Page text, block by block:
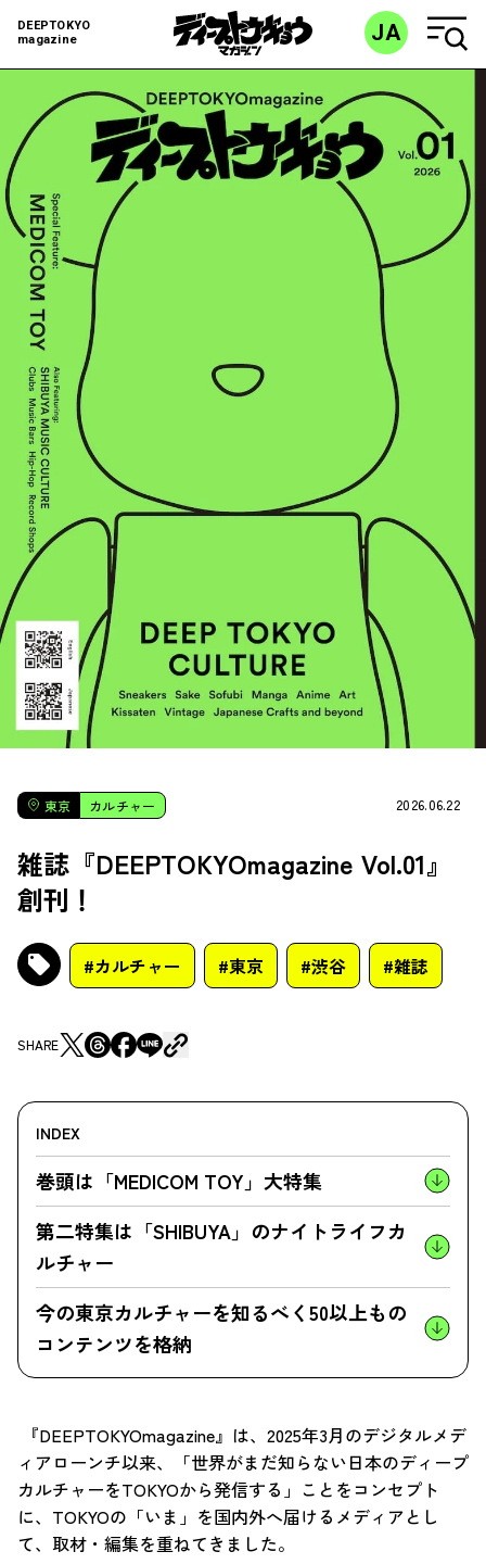
DEEPTOKYO
magazine
JA
東京 カルチャー 2026.06.22
雑誌『DEEPTOKYOmagazine Vol.01』
創刊！
#カルチャー #東京 #渋谷 #雑誌
SHARE
INDEX
巻頭は「MEDICOM TOY」大特集
第二特集は「SHIBUYA」のナイトライフカ
ルチャー
今の東京カルチャーを知るべく50以上もの
コンテンツを格納
『DEEPTOKYOmagazine』は、2025年3月のデジタルメデ
ィアローンチ以来、「世界がまだ知らない日本のディープ
カルチャーをTOKYOから発信する」ことをコンセプト
に、TOKYOの「いま」を国内外へ届けるメディアとし
て、取材・編集を重ねてきました。